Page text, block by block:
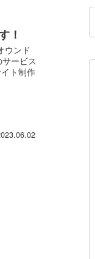
！
ウンド
ービス
ト制作